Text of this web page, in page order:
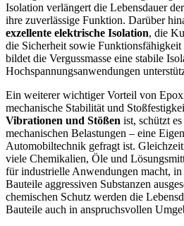
Isolation verlängert die Lebensdauer
ihre zuverlässige Funktion. Darüber
exzellente elektrische Isolation, die
die Sicherheit sowie
bildet die Vergussmasse eine stabile
Hochspannungsanwendungen
Ein weiterer wichtiger Vorteil von
mechanische Stabilität und
Vibrationen und Stößen ist, schützt
mechanischen Belastungen – eine
Automobiltechnik gefragt ist.
viele Chemikalien, Öle und
für industrielle Anwendungen macht, in
Bauteile aggressiven Substanzen
chemischen Schutz werden die
Bauteile auch in anspruchsvollen